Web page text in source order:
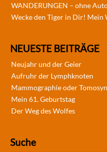
WANDERUNGEN – ohne
Wecke den Tiger in Dir! Mein
NEUESTE BEITRÄGE
Neujahr und der Geier
Aufruhr der Lymphknoten
Mammographie oder
Mein 61. Geburtstag
Der Weg des Wolfes
Suche